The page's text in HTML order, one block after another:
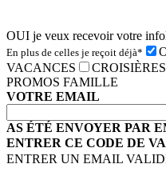
OUI je veux recevoir votre
En plus de celles je reçoit déjà*
VACANCES
CROISIÈRES
PROMOS FAMILLE
VOTRE EMAIL
AS ÉTÉ ENVOYER PAR
ENTRER CE CODE DE
ENTRER UN EMAIL